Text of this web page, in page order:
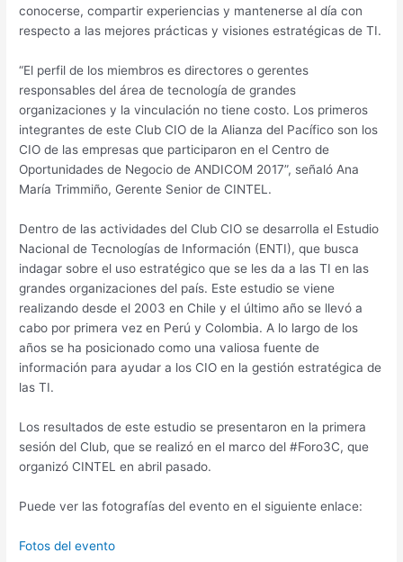
conocerse, compartir experiencias y mantenerse al día con
respecto a las mejores prácticas y visiones estratégicas de TI.
“El perfil de los miembros es directores o gerentes
responsables del área de tecnología de grandes
organizaciones y la vinculación no tiene costo. Los primeros
integrantes de este Club CIO de la Alianza del Pacífico son los
CIO de las empresas que participaron en el Centro de
Oportunidades de Negocio de ANDICOM 2017”, señaló Ana
María Trimmiño, Gerente Senior de CINTEL.
Dentro de las actividades del Club CIO se desarrolla el Estudio
Nacional de Tecnologías de Información (ENTI), que busca
indagar sobre el uso estratégico que se les da a las TI en las
grandes organizaciones del país. Este estudio se viene
realizando desde el 2003 en Chile y el último año se llevó a
cabo por primera vez en Perú y Colombia. A lo largo de los
años se ha posicionado como una valiosa fuente de
información para ayudar a los CIO en la gestión estratégica de
las TI.
Los resultados de este estudio se presentaron en la primera
sesión del Club, que se realizó en el marco del #Foro3C, que
organizó CINTEL en abril pasado.
Puede ver las fotografías del evento en el siguiente enlace:
Fotos del evento